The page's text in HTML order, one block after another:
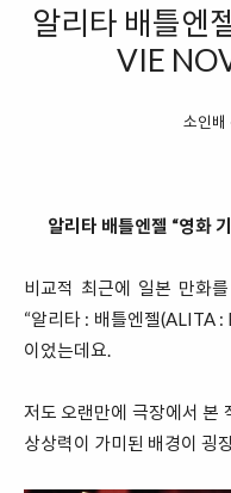
알리타 배틀엔
VIE
소인배
알리타 배틀엔젤 “영화
비교적 최근에 일본 만화
“알리타 : 배틀엔젤(ALITA
이었는데요.
저도 오랜만에 극장에서 본
상상력이 가미된 배경이 굉